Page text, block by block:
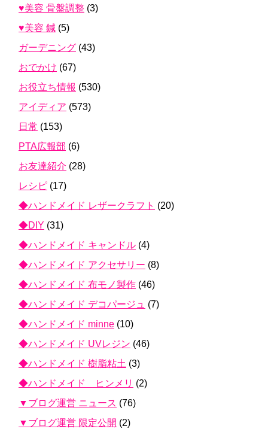
♥美容 骨盤調整 (3)
♥美容 鍼 (5)
ガーデニング (43)
おでかけ (67)
お役立ち情報 (530)
アイディア (573)
日常 (153)
PTA広報部 (6)
お友達紹介 (28)
レシピ (17)
◆ハンドメイド レザークラフト (20)
◆DIY (31)
◆ハンドメイド キャンドル (4)
◆ハンドメイド アクセサリー (8)
◆ハンドメイド 布モノ製作 (46)
◆ハンドメイド デコパージュ (7)
◆ハンドメイド minne (10)
◆ハンドメイド UVレジン (46)
◆ハンドメイド 樹脂粘土 (3)
◆ハンドメイド ヒンメリ (2)
▼ブログ運営 ニュース (76)
▼ブログ運営 限定公開 (2)